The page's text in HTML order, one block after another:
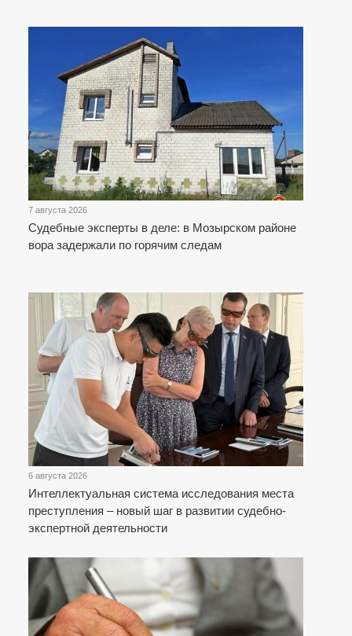
7 августа 2026
Судебные эксперты в деле: в Мозырском районе
вора задержали по горячим следам
6 августа 2026
Интеллектуальная система исследования места
преступления – новый шаг в развитии судебно-
экспертной деятельности